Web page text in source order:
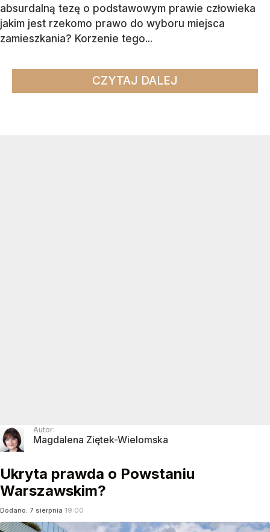
absurdalną tezę o podstawowym prawie człowieka
jakim jest rzekomo prawo do wyboru miejsca
zamieszkania? Korzenie tego...
CZYTAJ DALEJ
Autor:
Magdalena Ziętek-Wielomska
Ukryta prawda o Powstaniu
Warszawskim?
Dodano: 7 sierpnia 19:00